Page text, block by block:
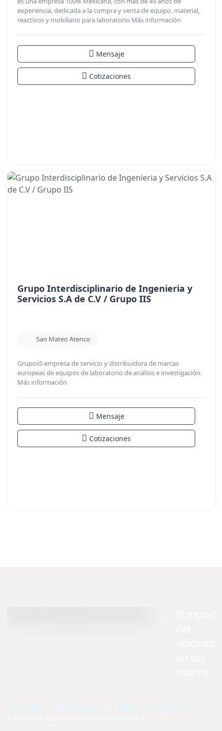
experiencia, dedicada a la compra y venta de equipo, material,
reactivos y mobiliario para laboratorio Más información
Mensaje
Cotizaciones
Grupo Interdisciplinario de Ingenieria y
Servicios S.A de C.V / Grupo IIS
San Mateo Atenco
GrupoiiS empresa de servicio y distribuidora de marcas
europeas de equipos de laboratorio de análisis e investigación.
Más información
Mensaje
Cotizaciones
Asociación de Distribuidores de Instrumentos para uso